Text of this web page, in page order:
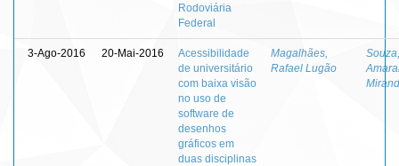
Rodoviária
Federal
3-Ago-2016 20-Mai-2016
Acessibilidade
de universitário
com baixa visão
no uso de
software de
desenhos
gráficos em
duas disciplinas
Magalhães,
Rafael Lugão
Souza,